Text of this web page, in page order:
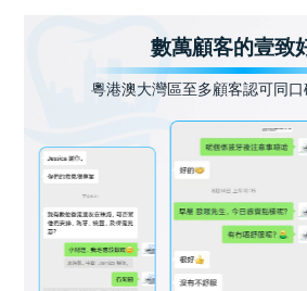
數萬顧客的壹致
粵港澳大灣區至多顧客認可同